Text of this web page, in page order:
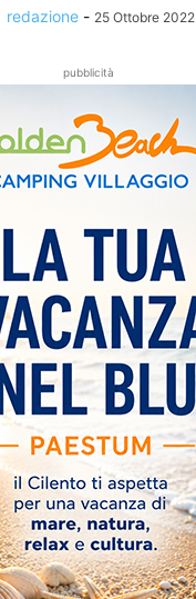
redazione - 25 Ottobre 2022
pubblicità